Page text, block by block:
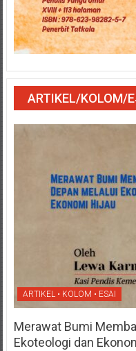
ARTIKEL/KOLOM/
ARTIKEL • KOLOM • ESAI
Merawat Bumi
Ekoteologi dan